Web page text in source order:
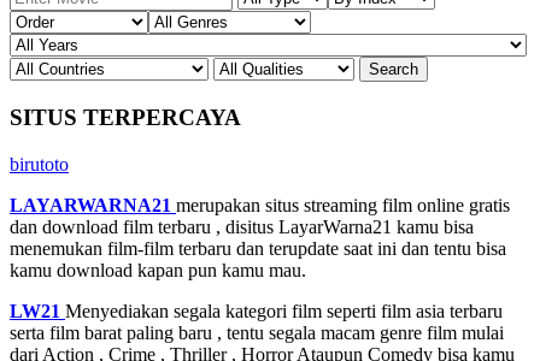
SITUS TERPERCAYA
birutoto
LAYARWARNA21 merupakan situs streaming film online gratis
dan download film terbaru , disitus LayarWarna21 kamu bisa
menemukan film-film terbaru dan terupdate saat ini dan tentu bisa
kamu download kapan pun kamu mau.
LW21 Menyediakan segala kategori film seperti film asia terbaru
serta film barat paling baru , tentu segala macam genre film mulai
dari Action , Crime , Thriller , Horror Ataupun Comedy bisa kamu